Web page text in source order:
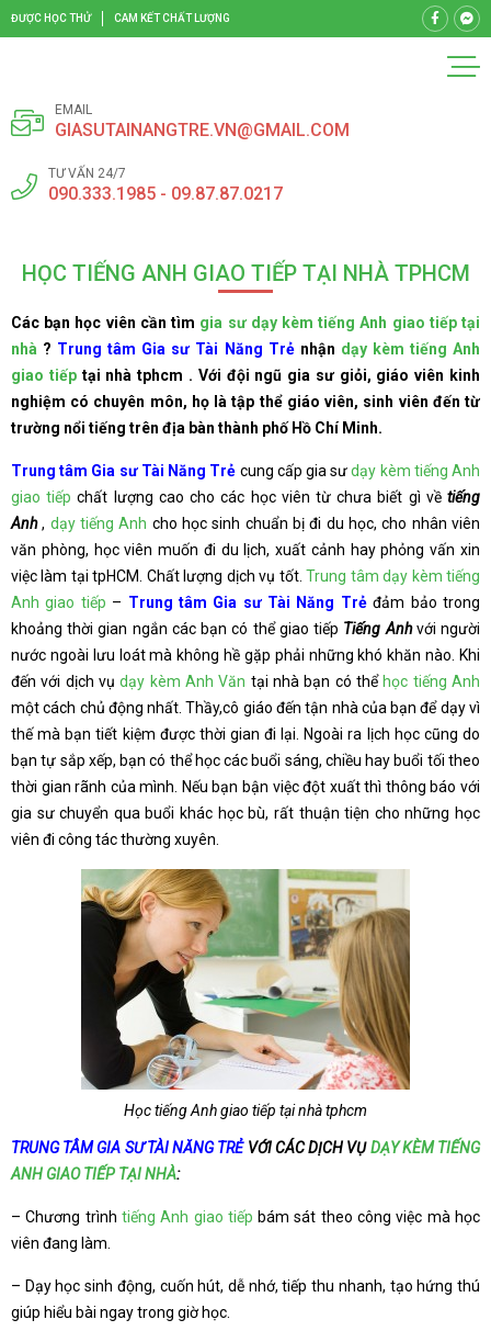
ĐƯỢC HỌC THỬ CAM KẾT CHẤT LƯỢNG
EMAIL
GIASUTAINANGTRE.VN@GMAIL.COM
TƯ VẤN 24/7
090.333.1985 - 09.87.87.0217
HỌC TIẾNG ANH GIAO TIẾP TẠI NHÀ TPHCM
Các bạn học viên cần tìm gia sư dạy kèm tiếng Anh giao tiếp tại
nhà ? Trung tâm Gia sư Tài Năng Trẻnhận dạy kèm tiếng Anh
giao tiếptại nhà tphcm . Với đội ngũ gia sư giỏi, giáo viên kinh
nghiệm có chuyên môn, họ là tập thể giáo viên, sinh viên đến từ
trường nổi tiếng trên địa bàn thành phố Hồ Chí Minh.
Trung tâm Gia sư Tài Năng Trẻ cung cấp gia sưdạy kèm tiếng Anh
giao tiếp chất lượng cao cho các học viên từ chưa biết gì vềtiếng
Anh, dạy tiếng Anh cho học sinh chuẩn bị đi du học, cho nhân viên
văn phòng, học viên muốn đi du lịch, xuất cảnh hay phỏng vấn xin
việc làm tại tpHCM. Chất lượng dịch vụ tốt.Trung tâm dạy kèm tiếng
Anh giao tiếp – Trung tâm Gia sư Tài Năng Trẻđảm bảo trong
khoảng thời gian ngắn các bạn có thể giao tiếp Tiếng Anhvới người
nước ngoài lưu loát mà không hề gặp phải những khó khăn nào. Khi
đến với dịch vụdạy kèm Anh Văn tại nhà bạn có thể học tiếng Anh
một cách chủ động nhất. Thầy,cô giáo đến tận nhà của bạn để dạy vì
thế mà bạn tiết kiệm được thời gian đi lại. Ngoài ra lịch học cũng do
bạn tự sắp xếp, bạn có thể học các buổi sáng, chiều hay buổi tối theo
thời gian rãnh của mình. Nếu bạn bận việc đột xuất thì thông báo với
gia sư chuyển qua buổi khác học bù, rất thuận tiện cho những học
viên đi công tác thường xuyên.
Học tiếng Anh giao tiếp tại nhà tphcm
TRUNG TÂM GIA SƯ TÀI NĂNG TRẺVỚI CÁC DỊCH VỤDẠY KÈM TIẾNG
ANH GIAO TIẾP TẠI NHÀ:
– Chương trình tiếng Anh giao tiếp bám sát theo công việc mà học
viên đang làm.
– Dạy học sinh động, cuốn hút, dễ nhớ, tiếp thu nhanh, tạo hứng thú
giúp hiểu bài ngay trong giờ học.